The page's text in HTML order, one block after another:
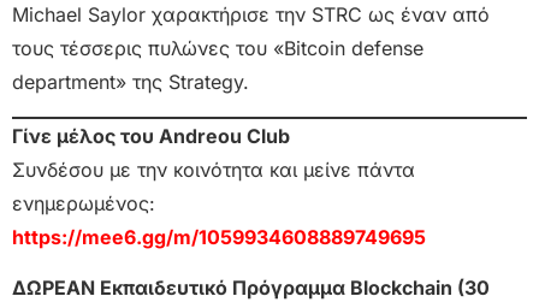
Michael Saylor χαρακτήρισε την STRC ως έναν από
τους τέσσερις πυλώνες του «Bitcoin defense
department» της Strategy.
Γίνε μέλος του Andreou Club
Συνδέσου με την κοινότητα και μείνε πάντα
ενημερωμένος:
https://mee6.gg/m/1059934608889749695
ΔΩΡΕΑΝ Εκπαιδευτικό Πρόγραμμα Blockchain (30